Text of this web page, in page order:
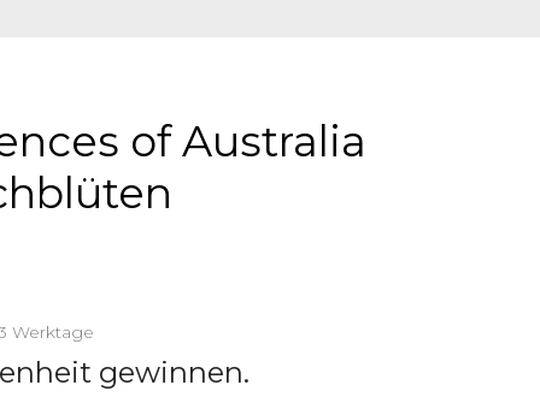
of Australia
Werktage
gewinnen.